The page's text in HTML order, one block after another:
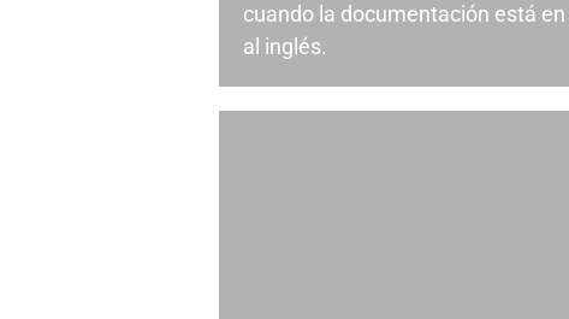
cuando la documentación está
al inglés.